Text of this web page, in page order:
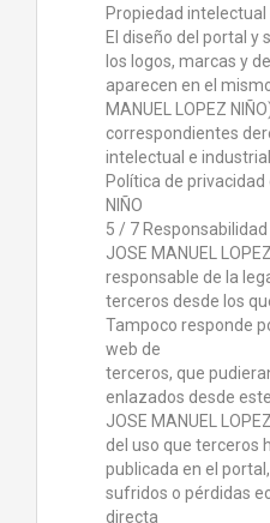
Propiedad intelectual
El diseño del portal y
los logos, marcas y
aparecen en el
MANUEL LOPEZ
correspondientes
intelectual e industrial.
Política de privacidad
NIÑO
5 / 7
JOSE MANUEL
responsable de la
terceros desde los
Tampoco responde
web de
terceros, que
enlazados desde este
JOSE MANUEL
del uso que terceros
publicada en el
sufridos o pérdidas
directa